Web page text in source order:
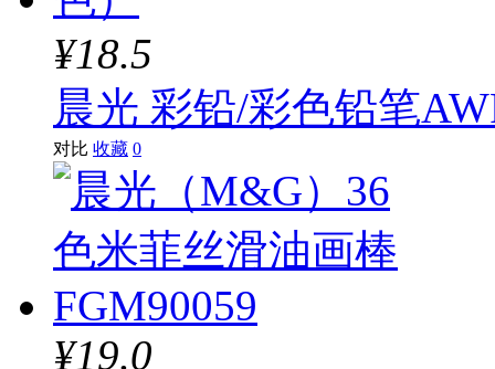
¥18.5
晨光 彩铅/彩色铅笔
对比 收藏 0
¥19.0